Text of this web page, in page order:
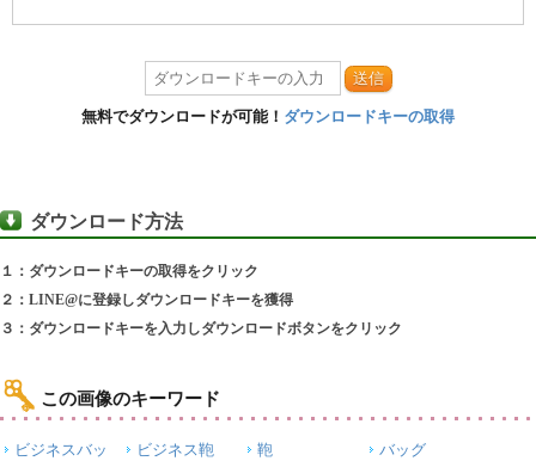
送信
無料でダウンロードが可能！ ダウンロードキーの取得
ダウンロード方法
１：ダウンロードキーの取得をクリック
２：LINE@に登録しダウンロードキーを獲得
３：ダウンロードキーを入力しダウンロードボタンをクリック
この画像のキーワード
ビジネスバッ
ビジネス鞄 鞄 バッグ